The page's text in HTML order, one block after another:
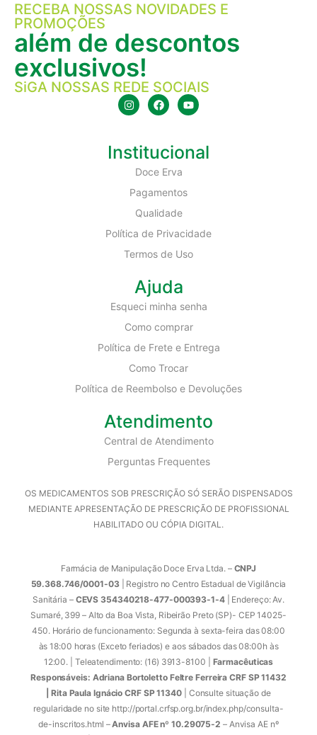
RECEBA NOSSAS NOVIDADES E
PROMOÇÕES
além de descontos
exclusivos!
SiGA NOSSAS REDE SOCIAIS
Institucional
Doce Erva
Pagamentos
Qualidade
Política de Privacidade
Termos de Uso
Ajuda
Esqueci minha senha
Como comprar
Política de Frete e Entrega
Como Trocar
Política de Reembolso e Devoluções
Atendimento
Central de Atendimento
Perguntas Frequentes
OS MEDICAMENTOS SOB PRESCRIÇÃO SÓ SERÃO DISPENSADOS
MEDIANTE APRESENTAÇÃO DE PRESCRIÇÃO DE PROFISSIONAL
HABILITADO OU CÓPIA DIGITAL.
Farmácia de Manipulação Doce Erva Ltda. – CNPJ
59.368.746/0001-03| Registro no Centro Estadual de Vigilância
Sanitária –CEVS 354340218-477-000393-1-4| Endereço: Av.
Sumaré, 399 – Alto da Boa Vista, Ribeirão Preto (SP)- CEP 14025-
450. Horário de funcionamento: Segunda à sexta-feira das 08:00
às 18:00 horas (Exceto feriados) e aos sábados das 08:00h às
12:00. | Teleatendimento: (16) 3913-8100 | Farmacêuticas
Responsáveis: Adriana Bortoletto Feltre Ferreira CRF SP 11432
| Rita Paula Ignácio CRF SP 11340 | Consulte situação de
regularidade no site http://portal.crfsp.org.br/index.php/consulta-
de-inscritos.html –Anvisa AFE nº 10.29075-2 – Anvisa AE nº